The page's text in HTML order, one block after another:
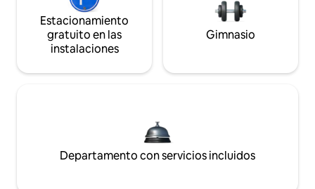
Estacionamiento
gratuito en las
instalaciones
Gimnasio
Departamento con servicios incluidos